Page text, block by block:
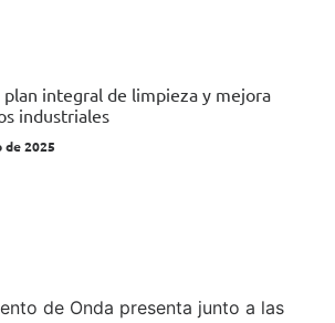
plan integral de limpieza y mejora
industriales
de 2025